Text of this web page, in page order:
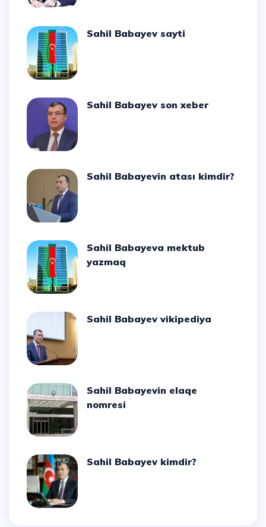
Sahil Babayev sayti
Sahil Babayev son xeber
Sahil Babayevin atası kimdir?
Sahil Babayeva mektub
yazmaq
Sahil Babayev vikipediya
Sahil Babayevin elaqe
nomresi
Sahil Babayev kimdir?